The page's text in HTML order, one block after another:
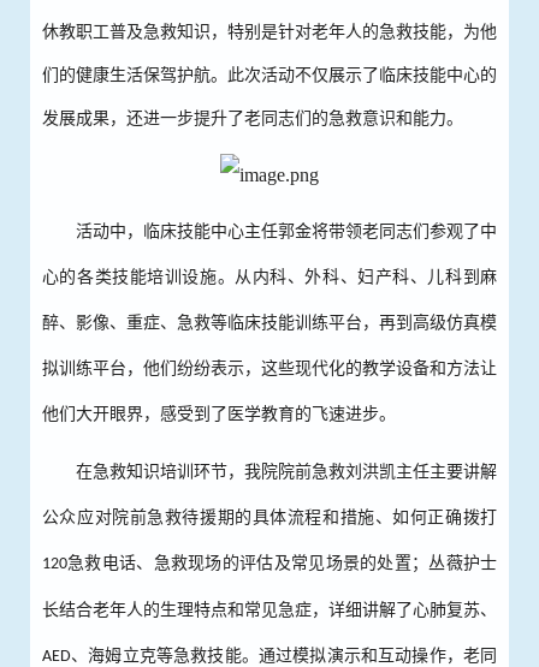
休教职工普及急救知识，特别是针对老年人的急救技能，为他
们的健康生活保驾护航。此次活动不仅展示了临床技能中心的
发展成果，还进一步提升了老同志们的急救意识和能力。
活动中，临床技能中心主任郭金将带领老 同志们参观了中
心的各类技能培训设施。从内科、外科、妇产科、儿科到麻
醉、影像、重症、急救等临床技能训练平台，再到高级仿真模
拟训练平台，他们纷纷表示，这些现代化的教学设备和方法让
他们大开眼界，感受到了医学教育的飞速进步。
在急救知识培训环节，我院院前急救刘洪凯主任主要讲解
公众应对院前急救待援期的具体流程和措施、如何正确拨打
120急救电话、急救现场的评估及常见场景的处置；丛薇护士
长结合老年人的生理特点和常见急症，详细讲解了心肺复苏、
AED、海姆立克等急救技能。通过模拟演示和互动操作，老 同